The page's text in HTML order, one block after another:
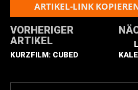
ARTIKEL-LINK
VORHERIGER
ARTIKEL
KURZFILM: CUBED